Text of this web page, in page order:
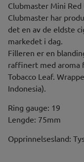
Clubmaster Mini
Clubmaster har
det en av de eldste
markedet i dag.
Filleren er en
raffinert med aroma
Tobacco Leaf.
Indonesia).
Ring gauge: 19
Lengde: 75mm
Opprinnelsesland: